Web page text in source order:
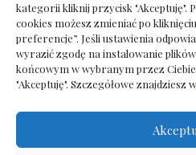
kategorii kliknij przycisk "Akceptuję".
cookies możesz zmieniać po
preferencje”. Jeśli ustawienia
wyrazić zgodę na instalowanie
końcowym w wybranym przez
"Akceptuję". Szczegółowe znajdziesz w